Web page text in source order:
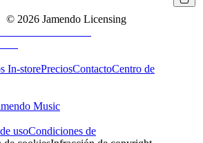
© 2026 Jamendo Licensing
In-storePreciosContactoCentro de
Music
usoCondiciones de